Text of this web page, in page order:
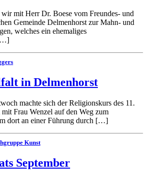
mit Herr Dr. Boese vom Freundes- und
Gemeinde Delmenhorst zur Mahn- und
welches ein ehemaliges
in Delmenhorst
machte sich der Religionskurs des 11.
mit Frau Wenzel auf den Weg zum
dort an einer Führung durch […]
Kunst
September